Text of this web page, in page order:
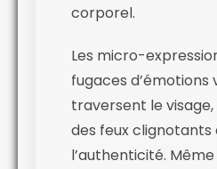
corporel.
Les micro-
fugaces d’émotions
traversent le
des feux clignotants
l’authenticité.